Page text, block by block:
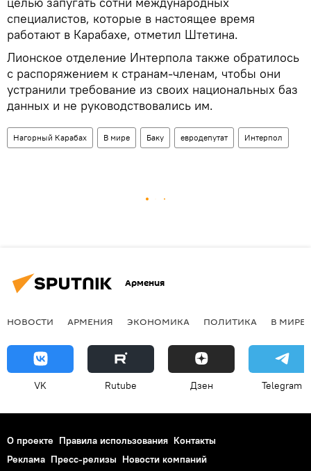
специалистов, которые в настоящее время
работают в Карабахе, отметил Штетина.
Лионское отделение Интерпола также обратилось
с распоряжением к странам-членам, чтобы они
устранили требование из своих национальных баз
данных и не руководствовались им.
Нагорный Карабах В мире Баку евродепутат Интерпол
Армения
НОВОСТИ АРМЕНИЯ ЭКОНОМИКА ПОЛИТИКА В МИРЕ
VK Rutube Дзен Telegram
О проекте Правила использования Контакты
Реклама Пресс-релизы Новости компаний